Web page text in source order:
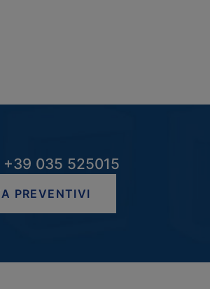
035 525015
PREVENTIVI